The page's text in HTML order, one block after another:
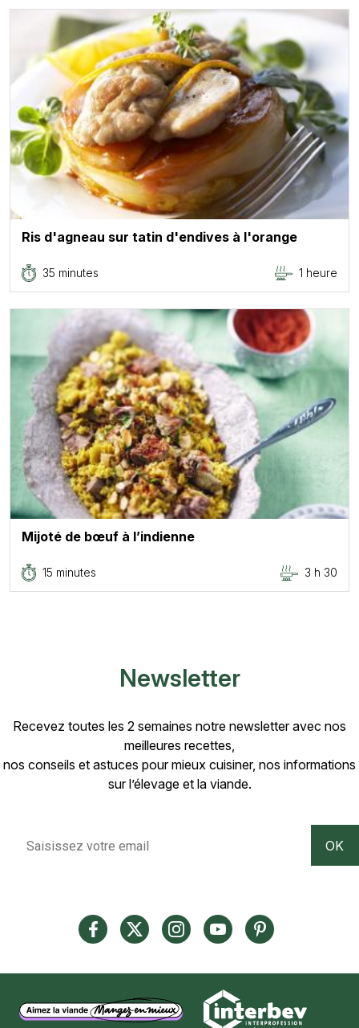
Ris d'agneau sur tatin d'endives à l'orange
35 minutes 1 heure
Mijoté de bœuf à l’indienne
15 minutes 3 h 30
Newsletter
Recevez toutes les 2 semaines notre newsletter avec nos
meilleures recettes,
nos conseils et astuces pour mieux cuisiner, nos informations
sur l’élevage et la viande.